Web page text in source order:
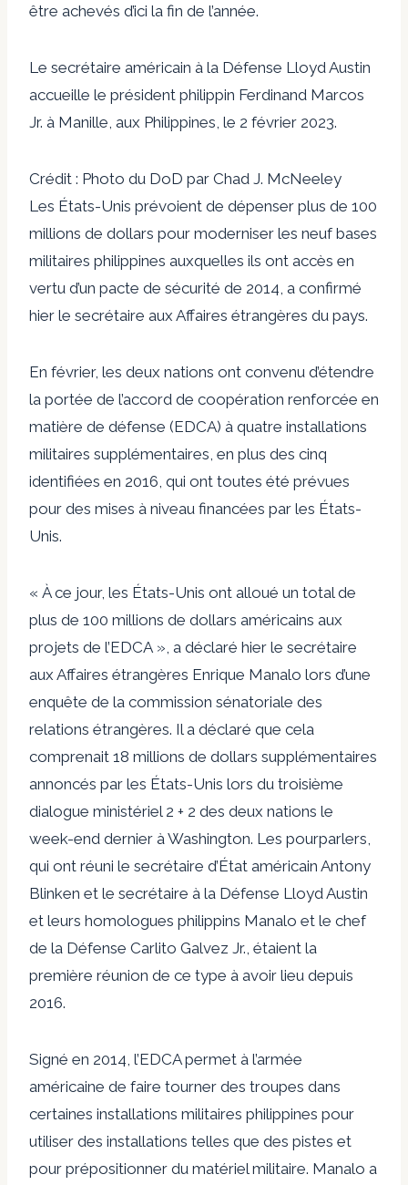
être achevés d’ici la fin de l’année.
Le secrétaire américain à la Défense Lloyd Austin
accueille le président philippin Ferdinand Marcos
Jr. à Manille, aux Philippines, le 2 février 2023.
Crédit : Photo du DoD par Chad J. McNeeley
Les États-Unis prévoient de dépenser plus de 100
millions de dollars pour moderniser les neuf bases
militaires philippines auxquelles ils ont accès en
vertu d’un pacte de sécurité de 2014, a confirmé
hier le secrétaire aux Affaires étrangères du pays.
En février, les deux nations ont convenu d’étendre
la portée de l’accord de coopération renforcée en
matière de défense (EDCA) à quatre installations
militaires supplémentaires, en plus des cinq
identifiées en 2016, qui ont toutes été prévues
pour des mises à niveau financées par les États-
Unis.
« À ce jour, les États-Unis ont alloué un total de
plus de 100 millions de dollars américains aux
projets de l’EDCA », a déclaré hier le secrétaire
aux Affaires étrangères Enrique Manalo lors d’une
enquête de la commission sénatoriale des
relations étrangères. Il a déclaré que cela
comprenait 18 millions de dollars supplémentaires
annoncés par les États-Unis lors du troisième
dialogue ministériel 2 + 2 des deux nations le
week-end dernier à Washington. Les pourparlers,
qui ont réuni le secrétaire d’État américain Antony
Blinken et le secrétaire à la Défense Lloyd Austin
et leurs homologues philippins Manalo et le chef
de la Défense Carlito Galvez Jr., étaient la
première réunion de ce type à avoir lieu depuis
2016.
Signé en 2014, l’EDCA permet à l’armée
américaine de faire tourner des troupes dans
certaines installations militaires philippines pour
utiliser des installations telles que des pistes et
pour prépositionner du matériel militaire. Manalo a